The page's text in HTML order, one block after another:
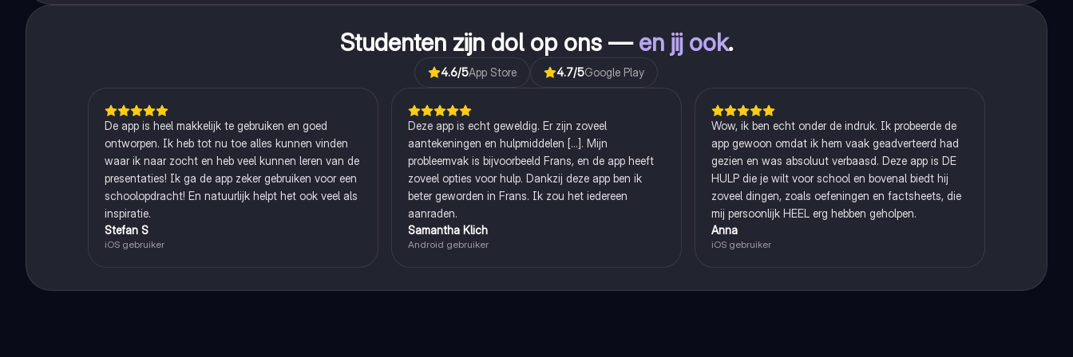
Studenten zijn dol op ons —en jij ook.
4.6/5App Store 4.7/5Google Play
De app is heel makkelijk te gebruiken en goed
ontworpen. Ik heb tot nu toe alles kunnen vinden
waar ik naar zocht en heb veel kunnen leren van de
presentaties! Ik ga de app zeker gebruiken voor een
schoolopdracht! En natuurlijk helpt het ook veel als
inspiratie.
Stefan S
iOS gebruiker
Deze app is echt geweldig. Er zijn zoveel
aantekeningen en hulpmiddelen [...]. Mijn
probleemvak is bijvoorbeeld Frans, en de app heeft
zoveel opties voor hulp. Dankzij deze app ben ik
beter geworden in Frans. Ik zou het iedereen
aanraden.
Samantha Klich
Android gebruiker
Wow, ik ben echt onder de indruk. Ik probeerde de
app gewoon omdat ik hem vaak geadverteerd had
gezien en was absoluut verbaasd. Deze app is DE
HULP die je wilt voor school en bovenal biedt hij
zoveel dingen, zoals oefeningen en factsheets, die
mij persoonlijk HEEL erg hebben geholpen.
Anna
iOS gebruiker